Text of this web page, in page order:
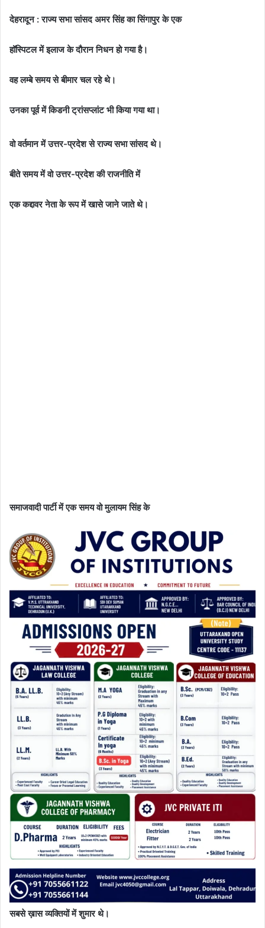
देहरादून : राज्य सभा सांसद अमर सिंह का सिंगापुर के एक
हॉस्पिटल में इलाज के दौरान निधन हो गया है।
वह लम्बे समय से बीमार चल रहे थे।
उनका पूर्व में किडनी ट्रांसप्लांट भी किया गया था।
वो वर्तमान में उत्तर-प्रदेश से राज्य सभा सांसद थे।
बीते समय में वो उत्तर-प्रदेश की राजनीति में
एक कद्दावर नेता के रूप में खासे जाने जाते थे।
समाजवादी पार्टी में एक समय वो मुलायम सिंह के
सबसे ख़ास व्यक्तियों में शुमार थे।